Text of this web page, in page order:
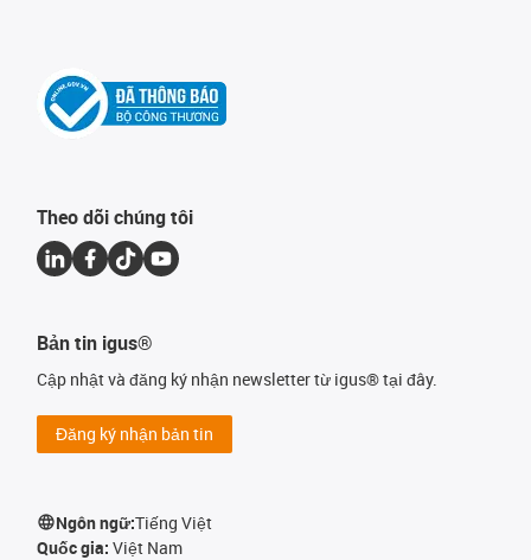
Theo dõi chúng tôi
Bản tin igus®
Cập nhật và đăng ký nhận newsletter từ igus® tại đây.
Đăng ký nhận bản tin
Ngôn ngữ:Tiếng Việt
Quốc gia: Việt Nam